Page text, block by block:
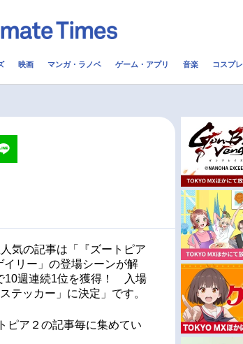
配信・Vtuber
性声優一覧
今期アニメ曜日別一覧
夏アニメ
FOLLOW US
映画 マンガ・ラノベ ゲーム・アプリ 音楽 コスプレ
気の記事は「『ズートピア
リー」の登場シーンが解
10週連続1位を獲得！ 入場
テッカー」に決定」です。
ピア２の記事毎に集めてい